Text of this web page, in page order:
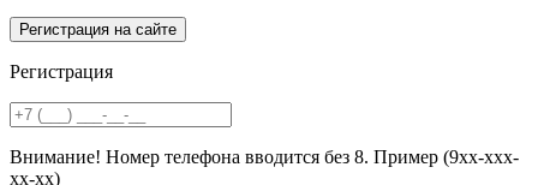
Регистрация
Внимание! Номер телефона вводится без 8. Пример (9хх-ххх-
хх-хх)